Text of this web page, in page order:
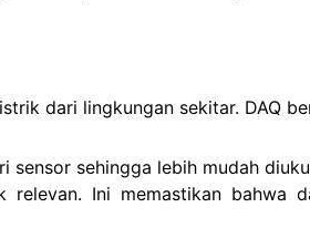
dari lingkungan sekitar. DAQ
sensor sehingga lebih mudah
Ini memastikan bahwa